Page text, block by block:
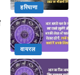
हरियाणा
वायरल